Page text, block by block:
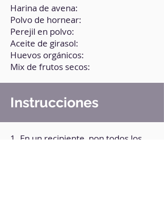
Harina de avena:
Polvo de hornear:
Perejil en polvo:
Aceite de girasol:
Huevos orgánicos:
Mix de frutos secos:
Instrucciones
1. En un recipiente, pon todos los